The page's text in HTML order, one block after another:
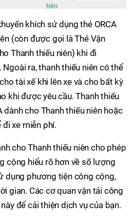
trên
khích sử dụng thẻ ORCA
(còn được gọi là Thẻ Vận
Thanh thiếu niên) khi đi
ra, thanh thiếu niên có thể
tài xế khi lên xe và cho bất kỳ
khi được yêu cầu. Thanh thiếu
dành cho Thanh thiếu niên hoặc
đi xe miễn phí.
cho Thanh thiếu niên cho phép
cộng hiểu rõ hơn về số lượng
dụng phương tiện công cộng,
gian. Các cơ quan vận tải công
để cải thiện dịch vụ của bạn.